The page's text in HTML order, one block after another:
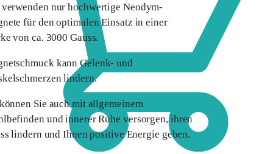
nur hochwertige Neodym-
für den optimalen Einsatz in einer
von ca. 3000 Gauss.
kann Gelenk- und
lindern.
Sie auch mit allgemeinem
und innerer Ruhe versorgen, ihren
lindern und Ihnen positive Energie geben.